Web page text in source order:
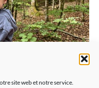
site web et notre service.